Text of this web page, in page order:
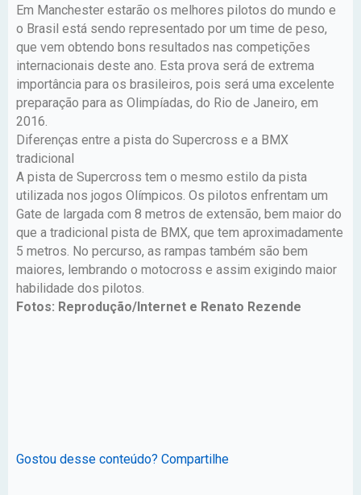
Em Manchester estarão os melhores pilotos do mundo e
o Brasil está sendo representado por um time de peso,
que vem obtendo bons resultados nas competições
internacionais deste ano. Esta prova será de extrema
importância para os brasileiros, pois será uma excelente
preparação para as Olimpíadas, do Rio de Janeiro, em
2016.
Diferenças entre a pista do Supercross e a BMX
tradicional
A pista de Supercross tem o mesmo estilo da pista
utilizada nos jogos Olímpicos. Os pilotos enfrentam um
Gate de largada com 8 metros de extensão, bem maior do
que a tradicional pista de BMX, que tem aproximadamente
5 metros. No percurso, as rampas também são bem
maiores, lembrando o motocross e assim exigindo maior
habilidade dos pilotos.
Fotos: Reprodução/Internet e Renato Rezende
Gostou desse conteúdo? Compartilhe